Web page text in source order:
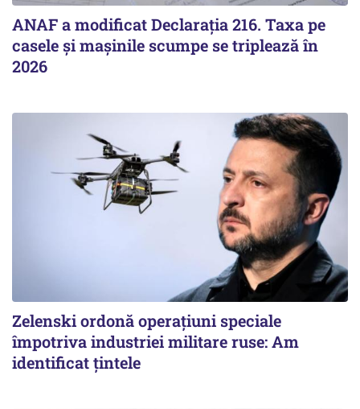
ANAF a modificat Declarația 216. Taxa pe
casele și mașinile scumpe se triplează în
2026
Zelenski ordonă operațiuni speciale
împotriva industriei militare ruse: Am
identificat țintele